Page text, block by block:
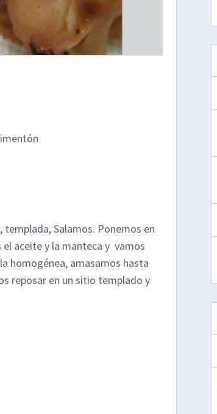
Salamos. Ponemos en
el aceite y la manteca y vamos
homogénea, amasamos hasta
reposar en un sitio templado y